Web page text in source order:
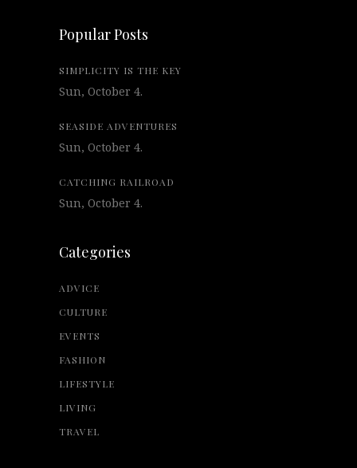
Popular Posts
SIMPLICITY IS THE KEY
Sun, October 4.
SEASIDE ADVENTURES
Sun, October 4.
CATCHING RAILROAD
Sun, October 4.
Categories
ADVICE
CULTURE
EVENTS
FASHION
LIFESTYLE
LIVING
TRAVEL